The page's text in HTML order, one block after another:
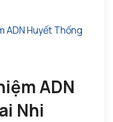
ADN Huyết Thống
ADN
Nhi